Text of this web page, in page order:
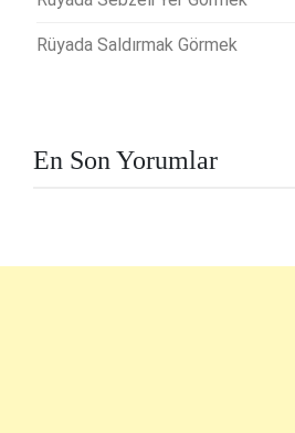
Rüyada Saldırmak Görmek
En Son Yorumlar